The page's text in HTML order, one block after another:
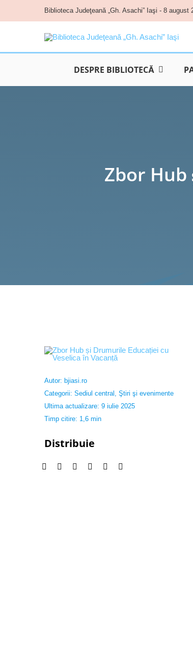
content
Biblioteca Judeţeană „Gh. Asachi” Iaşi - 8 august
DESPRE BIBLIOTECĂ
Zbor Hub
Autor: bjiasi.ro
Categorii: Sediul central , Ştiri şi evenimente
Ultima actualizare: 9 iulie 2025
Timp citire: 1,6 min
Distribuie